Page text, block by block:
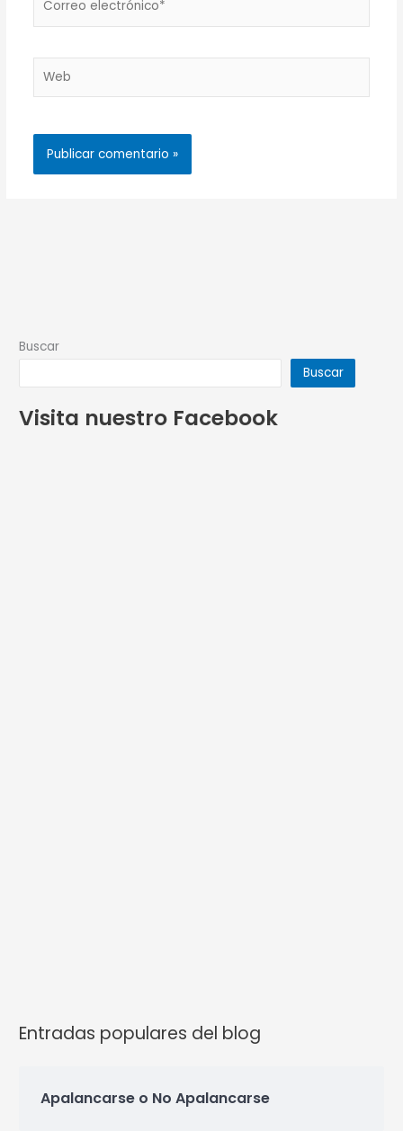
electrónico*
Buscar
Buscar
Visita nuestro Facebook
Entradas populares del blog
Apalancarse o No Apalancarse